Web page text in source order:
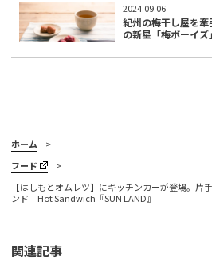
2024.09.06
紀州の梅干し屋を
の新星「梅ボーイズ
ホーム
フード
【はしもとオムレツ】にキッチンカーが登場。片
ンド｜Hot Sandwich『SUN LAND』
関連記事